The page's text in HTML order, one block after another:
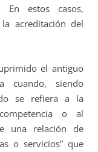
estos casos,
acreditación del
el antiguo
cuando, siendo
se refiera a la
o al
una relación de
o servicios” que